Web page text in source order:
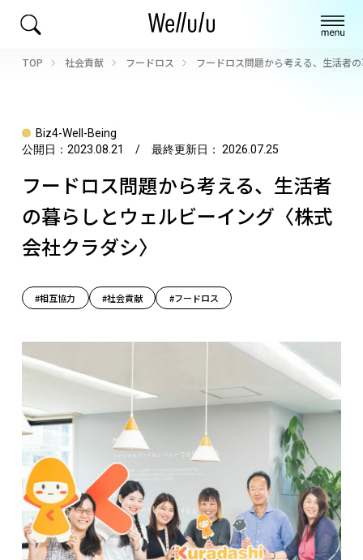
TOP 社会貢献 フードロス フードロス問題から考える、生活者
Biz4-Well-Being
公開日： 2023.08.21 / 最終更新日： 2026.07.25
フードロス問題から考える、生活者
の暮らしとウェルビーイング〈株式
会社クラダシ〉
#相互協力 #社会貢献 #フードロス